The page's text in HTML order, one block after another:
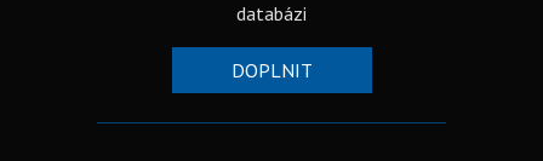
databázi
DOPLNIT